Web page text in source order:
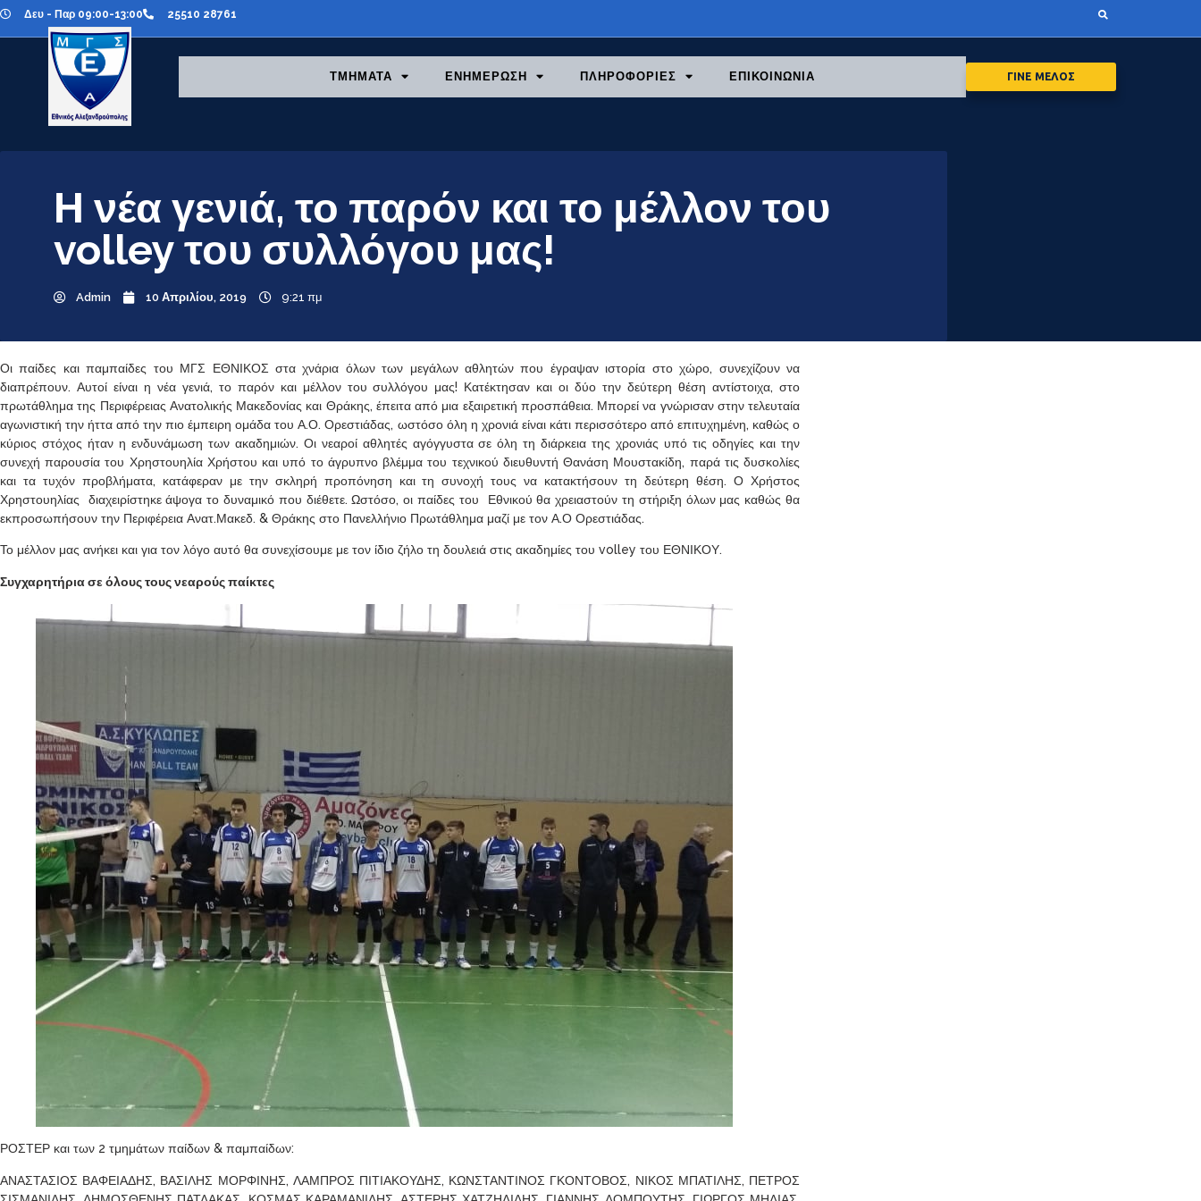
Δευ - Παρ 09:00-13:00 25510 28761
ΤΜΗΜΑΤΑ ΕΝΗΜΕΡΩΣΗ ΠΛΗΡΟΦΟΡΙΕΣ ΕΠΙΚΟΙΝΩΝΙΑ ΓΙΝΕ ΜΕΛΟΣ
Η νέα γενιά, το παρόν και το μέλλον του
volley του συλλόγου μας!
Admin 10 Απριλίου, 2019 9:21 πμ
Οι παίδες και παμπαίδες του ΜΓΣ ΕΘΝΙΚΟΣ στα χνάρια όλων των μεγάλων αθλητών που έγραψαν ιστορία στο χώρο, συνεχίζουν να
διαπρέπουν. Αυτοί είναι η νέα γενιά, το παρόν και μέλλον του συλλόγου μας! Κατέκτησαν και οι δύο την δεύτερη θέση αντίστοιχα, στο
πρωτάθλημα της Περιφέρειας Ανατολικής Μακεδονίας και Θράκης, έπειτα από μια εξαιρετική προσπάθεια. Μπορεί να γνώρισαν στην τελευταία
αγωνιστική την ήττα από την πιο έμπειρη ομάδα του Α.Ο. Ορεστιάδας, ωστόσο όλη η χρονιά είναι κάτι περισσότερο από επιτυχημένη, καθώς ο
κύριος στόχος ήταν η ενδυνάμωση των ακαδημιών. Οι νεαροί αθλητές αγόγγυστα σε όλη τη διάρκεια της χρονιάς υπό τις οδηγίες και την
συνεχή παρουσία του Χρηστουηλία Χρήστου και υπό το άγρυπνο βλέμμα του τεχνικού διευθυντή Θανάση Μουστακίδη, παρά τις δυσκολίες
και τα τυχόν προβλήματα, κατάφεραν με την σκληρή προπόνηση και τη συνοχή τους να κατακτήσουν τη δεύτερη θέση. Ο Χρήστος
Χρηστουηλίας διαχειρίστηκε άψογα το δυναμικό που διέθετε. Ωστόσο, οι παίδες του Εθνικού θα χρειαστούν τη στήριξη όλων μας καθώς θα
εκπροσωπήσουν την Περιφέρεια Ανατ.Μακεδ. & Θράκης στο Πανελλήνιο Πρωτάθλημα μαζί με τον Α.Ο Ορεστιάδας.
Το μέλλον μας ανήκει και για τον λόγο αυτό θα συνεχίσουμε με τον ίδιο ζήλο τη δουλειά στις ακαδημίες του volley του ΕΘΝΙΚΟΥ.
Συγχαρητήρια σε όλους τους νεαρούς παίκτες
ΡΟΣΤΕΡ και των 2 τμημάτων παίδων & παμπαίδων:
ΑΝΑΣΤΑΣΙΟΣ ΒΑΦΕΙΑΔΗΣ, ΒΑΣΙΛΗΣ ΜΟΡΦΙΝΗΣ, ΛΑΜΠΡΟΣ ΠΙΤΙΑΚΟΥΔΗΣ, ΚΩΝΣΤΑΝΤΙΝΟΣ ΓΚΟΝΤΟΒΟΣ, ΝΙΚΟΣ ΜΠΑΤΙΛΗΣ, ΠΕΤΡΟΣ